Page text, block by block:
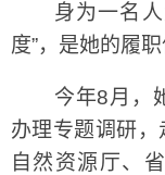
身为一名人
度”，是她的履职
今年8月，她
办理专题调研
自然资源厅、